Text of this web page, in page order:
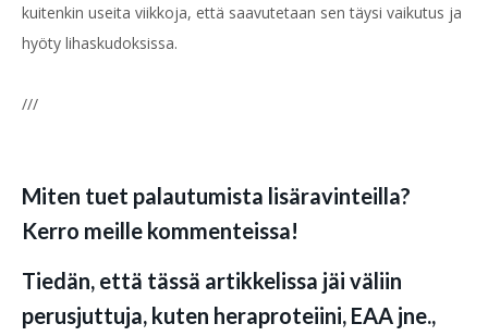
kuitenkin useita viikkoja, että saavutetaan sen täysi vaikutus ja
hyöty lihaskudoksissa.
///
Miten tuet palautumista lisäravinteilla?
Kerro meille kommenteissa!
Tiedän, että tässä artikkelissa jäi väliin
perusjuttuja, kuten heraproteiini, EAA jne.,